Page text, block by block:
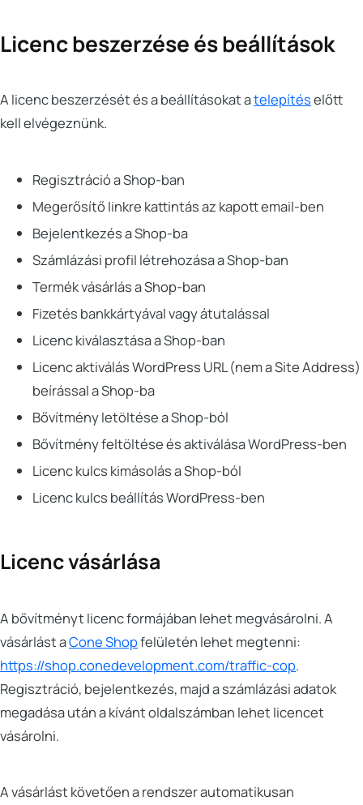
Licenc beszerzése és beállítások
A licenc beszerzését és a beállításokat atelepítéselőtt
kell elvégeznünk.
Regisztráció a Shop-ban
Megerősítő linkre kattintás az kapott email-ben
Bejelentkezés a Shop-ba
Számlázási profil létrehozása a Shop-ban
Termék vásárlás a Shop-ban
Fizetés bankkártyával vagy átutalással
Licenc kiválasztása a Shop-ban
Licenc aktiválás WordPress URL (nem a Site Address)
beírással a Shop-ba
Bővítmény letöltése a Shop-ból
Bővítmény feltöltése és aktiválása WordPress-ben
Licenc kulcs kimásolás a Shop-ból
Licenc kulcs beállítás WordPress-ben
Licenc vásárlása
A bővítményt licenc formájában lehet megvásárolni. A
vásárlást aCone Shopfelületén lehet megtenni:
https://shop.conedevelopment.com/traffic-cop.
Regisztráció, bejelentkezés, majd a számlázási adatok
megadása után a kívánt oldalszámban lehet licencet
vásárolni.
A vásárlást követően a rendszer automatikusan